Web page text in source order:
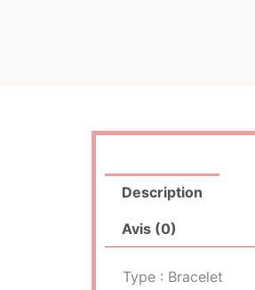
Description
Avis (0)
Type : Bracelet